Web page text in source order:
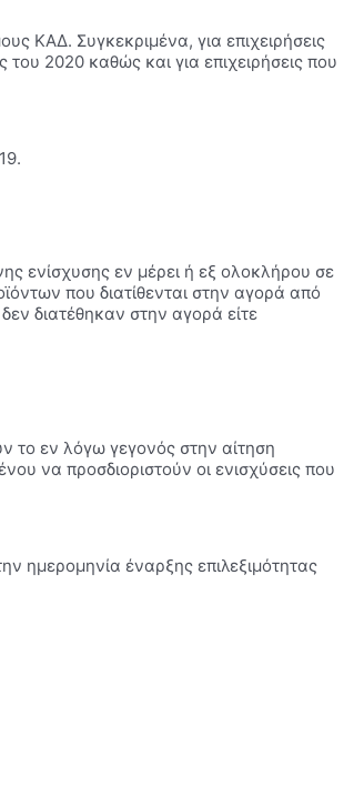
ΚΑΔ. Συγκεκριμένα, για επιχειρήσεις
2020 καθώς και για επιχειρήσεις που
ενίσχυσης εν μέρει ή εξ ολοκλήρου σε
που διατίθενται στην αγορά από
διατέθηκαν στην αγορά είτε
το εν λόγω γεγονός στην αίτηση
να προσδιοριστούν οι ενισχύσεις που
ημερομηνία έναρξης επιλεξιμότητας